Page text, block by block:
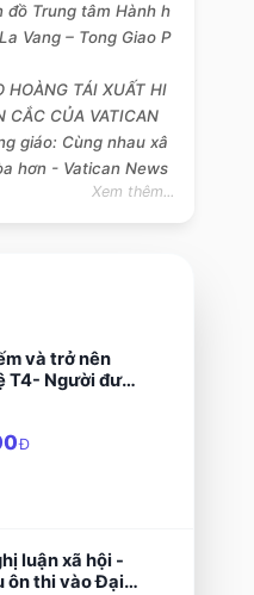
đồ Trung tâm Hành h
Vang – Tong Giao P
HOÀNG TÁI XUẤT HI
CẮC CỦA VATICAN
giáo: Cùng nhau xâ
hơn - Vatican News
Xem thêm...
và trở nên
T4- Người được
Đ
luận xã hội -
ôn thi vào Đại